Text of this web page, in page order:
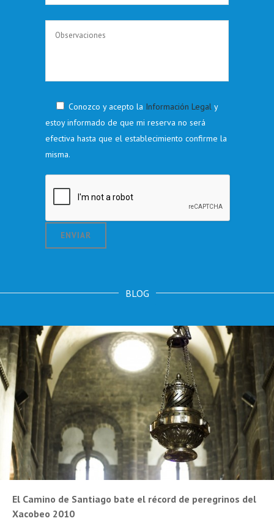
Conozco y acepto la Información Legal y
estoy informado de que mi reserva no será
efectiva hasta que el establecimiento confirme la
misma.
BLOG
El Camino de Santiago bate el récord de peregrinos del
Xacobeo 2010